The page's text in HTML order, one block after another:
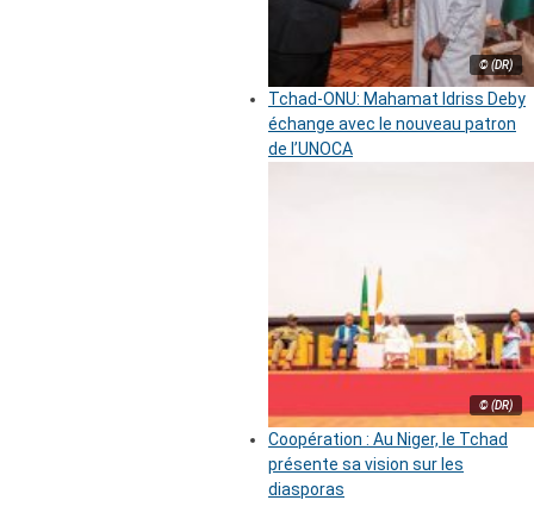
© (DR)
Tchad-ONU: Mahamat Idriss Deby
échange avec le nouveau patron
de l’UNOCA
© (DR)
Coopération : Au Niger, le Tchad
présente sa vision sur les
diasporas